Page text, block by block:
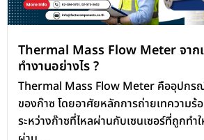
Thermal Mass Flow Meter จาก
ทำงานอย่างไร ?
Thermal Mass Flow Meter คืออุปกรณ์
ของก๊าซ โดยอาศัยหลักการถ่ายเทความ
ระหว่างก๊าซที่ไหลผ่านกับเซนเซอร์ที่ถูกทำ